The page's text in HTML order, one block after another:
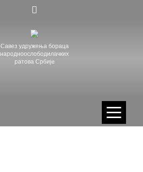
Савез удружења бораца
народноослободилачких
ратова Србије